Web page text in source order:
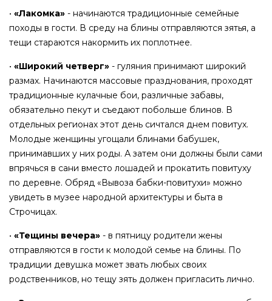
• «Лакомка» - начинаются традиционные семейные
походы в гости. В среду на блины отправляются зятья, а
тещи стараются накормить их поплотнее.
• «Широкий четверг» - гуляния принимают широкий
размах. Начинаются массовые празднования, проходят
традиционные кулачные бои, различные забавы,
обязательно пекут и съедают побольше блинов. В
отдельных регионах этот день сичтался днем повитух.
Молодые женщины угощали блинами бабушек,
принимавших у них роды. А затем они должны были сами
впрячься в сани вместо лошадей и прокатить повитуху
по деревне. Обряд «Вывоза бабки-повитухи» можно
увидеть в музее народной архитектуры и быта в
Строчицах.
• «Тещины вечера» - в пятницу родители жены
отправляются в гости к молодой семье на блины. По
традиции девушка может звать любых своих
родственников, но тещу зять должен пригласить лично.